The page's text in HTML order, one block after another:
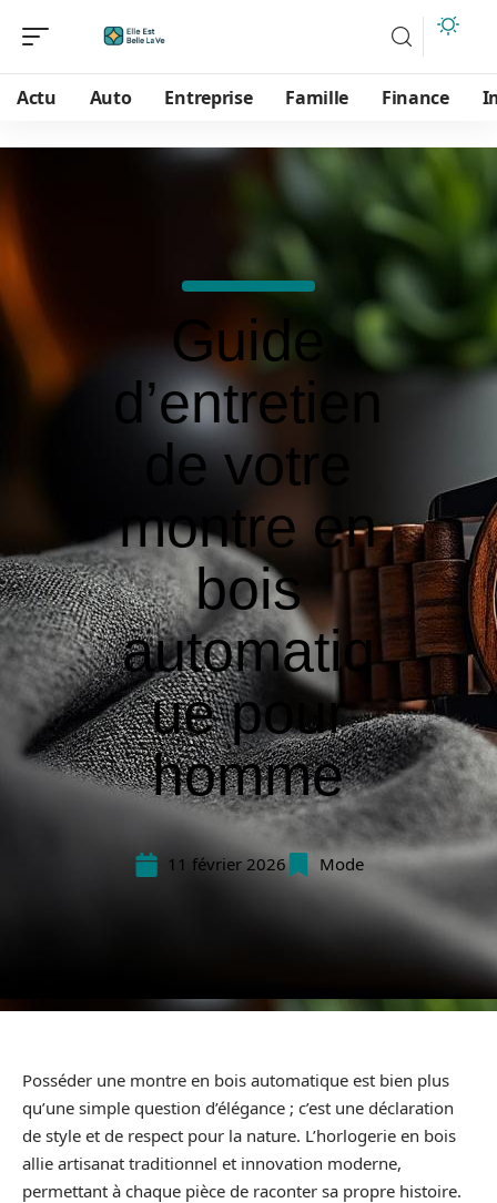
Actu Auto Entreprise Famille Finance
Guide
d’entretien
de votre
montre en
bois
automatiq
ue pour
homme
11 février 2026 Mode
Posséder une montre en bois automatique est bien plus
qu’une simple question d’élégance ; c’est une déclaration
de style et de respect pour la nature. L’horlogerie en bois
allie artisanat traditionnel et innovation moderne,
permettant à chaque pièce de raconter sa propre histoire.